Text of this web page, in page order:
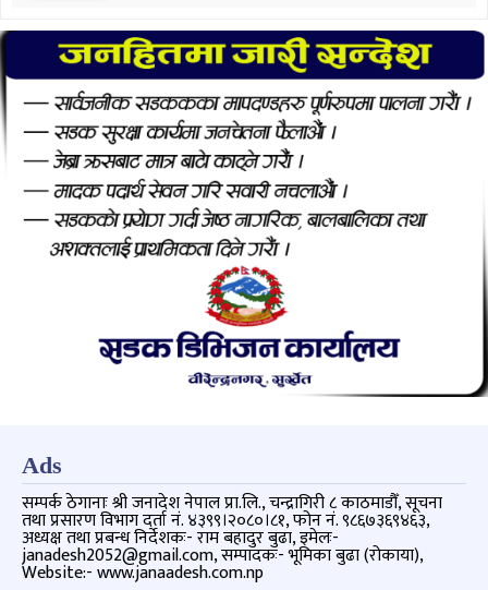
Ads
सम्पर्क ठेगानाः श्री जनादेश नेपाल प्रा.लि., चन्द्रागिरी ८ काठमाडौँ, सूचना
तथा प्रसारण विभाग दर्ता नं. ४३९९।२०८०।८१, फोन नं. ९८६७३६९४६३,
अध्यक्ष तथा प्रबन्ध निर्देशकः- राम बहादुर बुढा, इमेलः-
janadesh2052@gmail.com, सम्पादकः- भूमिका बुढा (रोकाया),
Website:- www.janaadesh.com.np